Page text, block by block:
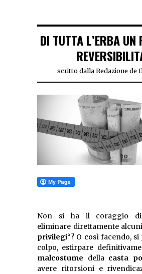
DI TUTTA L’ERBA UN
scritto dalla Redazione de
Non si ha il coraggio
eliminare direttamente
privilegi“? O così facendo,
colpo, estirpare
malcostume della casta
avere ritorsioni e